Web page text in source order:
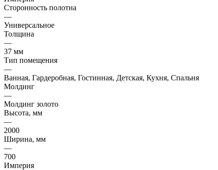
Сторонность полотна
—
Универсальное
Толщина
—
37 мм
Тип помещения
—
Ванная, Гардеробная, Гостинная, Детская, Кухня, Спальня
Молдинг
—
Молдинг золото
Высота, мм
—
2000
Ширина, мм
—
700
Империя